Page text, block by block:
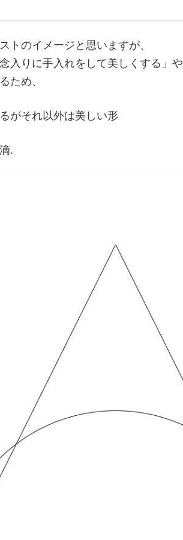
トのイメージと思いますが、
入りに手入れをして美しくする」や
ため、
がそれ以外は美しい形
.